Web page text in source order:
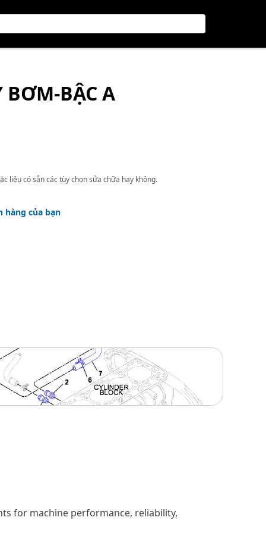
BẬC A
liệu có sẵn các tùy chọn sửa chữa hay không.
hàng của bạn
for machine performance, reliability,